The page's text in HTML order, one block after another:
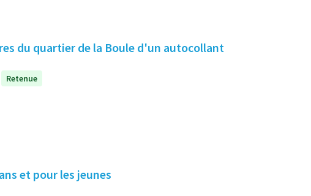
du quartier de la Boule d'un autocollant
Retenue
et pour les jeunes